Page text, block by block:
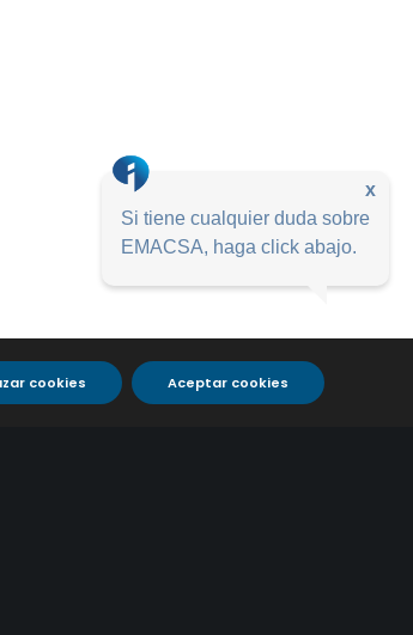
Aceptar cookies
cookies
x
Si tiene cualquier duda sobre
EMACSA, haga click abajo.